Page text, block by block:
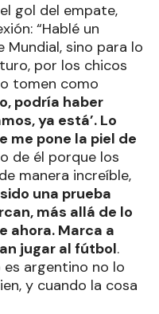
gol del empate,
“Hablé un
Mundial, sino para lo
por los chicos
tomen como
podría haber
ya está’. Lo
me pone la piel de
de él porque los
manera increíble,
una prueba
más allá de lo
ahora. Marca a
jugar al fútbol.
argentino no lo
y cuando la cosa